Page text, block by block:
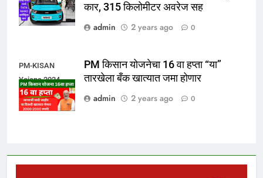
कार, 315 किलोमीटर अवरेज सह
admin
2 years ago 0
PM-KISAN
Yojana 2024
PM किसान योजनेचा 16 वा हप्ता “या”
तारखेला बँक खात्यात जमा होणार
admin
2 years ago 0